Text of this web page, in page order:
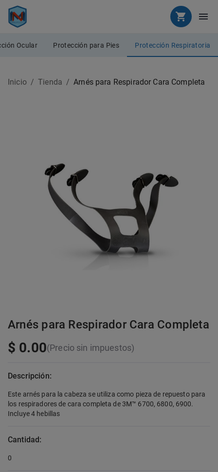
Ocular Protección para Pies Protección Respiratoria
Inicio / Tienda / Arnés para Respirador Cara Completa
Arnés para Respirador Cara Completa
$ 0.00(Precio sin impuestos)
Descripción:
Este arnés para la cabeza se utiliza como pieza de repuesto para
los respiradores de cara completa de 3M™ 6700, 6800, 6900.
Incluye 4 hebillas
Cantidad:
0